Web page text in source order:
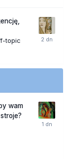
topic
wam